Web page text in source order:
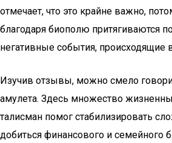
отмечает, что это крайне важно,
благодаря биополю притягиваются
негативные события, происходящие
Изучив отзывы, можно смело
амулета. Здесь множество
талисман помог стабилизировать
добиться финансового и семейного